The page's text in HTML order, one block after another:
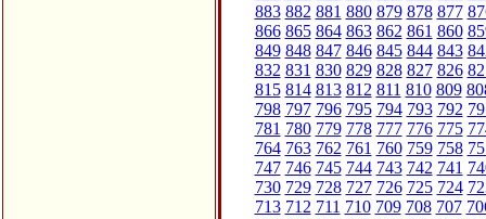
883 882 881 880 879 878 877
866 865 864 863 862 861 860
849 848 847 846 845 844 843
832 831 830 829 828 827 826
815 814 813 812 811 810 809
798 797 796 795 794 793 792
781 780 779 778 777 776 775
764 763 762 761 760 759 758
747 746 745 744 743 742 741
730 729 728 727 726 725 724
713 712 711 710 709 708 707